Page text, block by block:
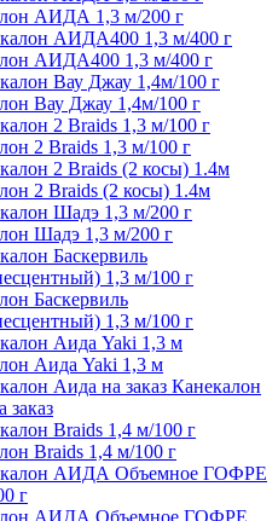
АИДА 1,3 м/200 г
АИДА400 1,3 м/400 г
Вау Джау 1,4м/100 г
2 Braids 1,3 м/100 г
2 Braids (2 косы) 1.4м
Шадэ 1,3 м/200 г
Баскервиль
1,3 м/100 г
Аида Yaki 1,3 м
Канекалон
заказ
Braids 1,4 м/100 г
АИДА Объемное ГОФРЕ